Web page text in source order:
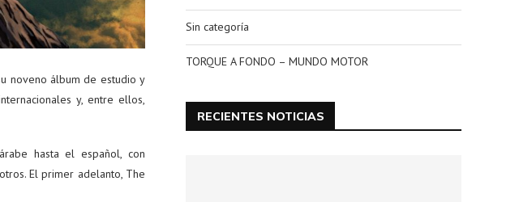
noveno álbum de estudio y
y, entre ellos,
hasta el español, con
El primer adelanto, The
Sin categoría
TORQUE A FONDO – MUNDO MOTOR
RECIENTES NOTICIAS